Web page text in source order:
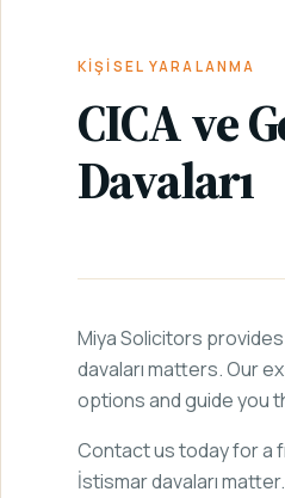
KIŞISEL YARALANMA
CICA ve
Davaları
Miya Solicitors
davaları matters. Our
options and guide you
Contact us today for a
İstismar davaları matter.